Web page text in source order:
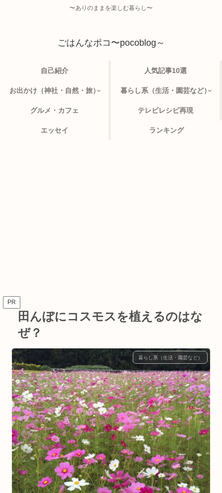
〜ありのままを楽しむ暮らし〜
ごはんなポコ〜pocoblog～
自己紹介 人気記事10選
お出かけ（神社・自然・旅） 暮らし系（生活・園芸など）
グルメ・カフェ テレビレシピ再現
エッセイ ランキング
PR
田んぼにコスモスを植えるのはな
ぜ？
暮らし系（生活・園芸など）